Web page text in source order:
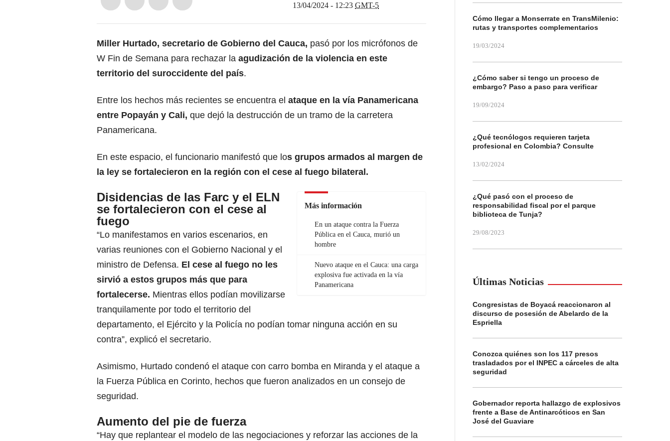
13/04/2024 - 12:23 GMT-5
Miller Hurtado, secretario de Gobierno del Cauca, pasó por los micrófonos de
W Fin de Semana para rechazar la agudización de la violencia en este
territorio del suroccidente del país.
Entre los hechos más recientes se encuentra el ataque en la vía Panamericana
entre Popayán y Cali, que dejó la destrucción de un tramo de la carretera
Panamericana.
En este espacio, el funcionario manifestó que los grupos armados al margen de
la ley se fortalecieron en la región con el cese al fuego bilateral.
Más información
En un ataque contra la Fuerza
Pública en el Cauca, murió un
hombre
Nuevo ataque en el Cauca: una carga
explosiva fue activada en la vía
Panamericana
Disidencias de las Farc y el ELN
se fortalecieron con el cese al
fuego
“Lo manifestamos en varios escenarios, en
varias reuniones con el Gobierno Nacional y el
ministro de Defensa. El cese al fuego no les
sirvió a estos grupos más que para
fortalecerse. Mientras ellos podían movilizarse
tranquilamente por todo el territorio del
departamento, el Ejército y la Policía no podían tomar ninguna acción en su
contra”, explicó el secretario.
Asimismo, Hurtado condenó el ataque con carro bomba en Miranda y el ataque a
la Fuerza Pública en Corinto, hechos que fueron analizados en un consejo de
seguridad.
Aumento del pie de fuerza
“Hay que replantear el modelo de las negociaciones y reforzar las acciones de la
Cómo llegar a Monserrate en TransMilenio:
rutas y transportes complementarios
19/03/2024
¿Cómo saber si tengo un proceso de
embargo? Paso a paso para verificar
19/09/2024
¿Qué tecnólogos requieren tarjeta
profesional en Colombia? Consulte
13/02/2024
¿Qué pasó con el proceso de
responsabilidad fiscal por el parque
biblioteca de Tunja?
29/08/2023
Últimas Noticias
Congresistas de Boyacá reaccionaron al
discurso de posesión de Abelardo de la
Espriella
Conozca quiénes son los 117 presos
trasladados por el INPEC a cárceles de alta
seguridad
Gobernador reporta hallazgo de explosivos
frente a Base de Antinarcóticos en San
José del Guaviare